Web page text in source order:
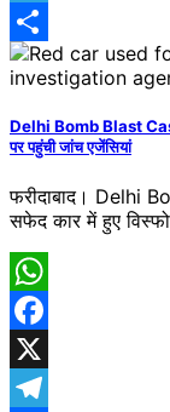
Telegram
Share
Delhi Bomb Blast Case
पर पहुंची जांच एजेंसियां
फरीदाबाद।​ Delhi
सफेद कार में हुए
WhatsApp
Facebook
X